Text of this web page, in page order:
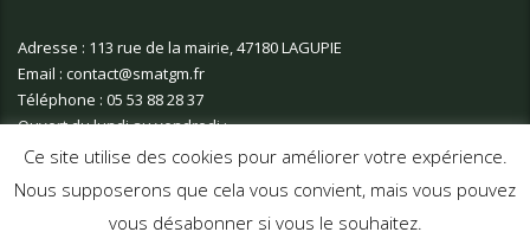
Adresse : 113 rue de la mairie, 47180 LAGUPIE
Email : contact@smatgm.fr
Téléphone : 05 53 88 28 37
Ouvert du lundi au vendredi :
9h00 - 12h00 | 14h00 - 17h00
Ce site utilise des cookies pour améliorer votre expérience.
Nous supposerons que cela vous convient, mais vous pouvez
vous désabonner si vous le souhaitez.